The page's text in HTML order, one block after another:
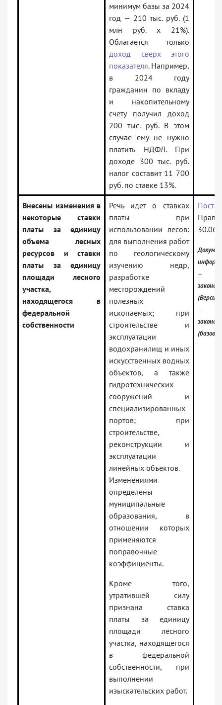
минимум базы за 2024
год — 210 тыс. руб. (1
млн руб. х 21%).
Облагается только
доход сверх этого
показателя. Например,
в 2024 году
гражданин по вкладу
и накопительному
счету получил доход
200 тыс. руб. В этом
случае ему не нужно
платить НДФЛ. При
доходе 300 тыс. руб.
налог составит 11 700
руб. по ставке 13%.
Внесены изменения в
некоторые ставки
платы за единицу
объема лесных
ресурсов и ставки
платы за единицу
площади лесного
участка,
находящегося в
федеральной
собственности
Речь идет о ставках
платы при
использовании лесов:
для выполнения работ
по геологическому
изучению недр,
разработке
месторождений
полезных
ископаемых; при
строительстве и
эксплуатации
водохранилищ и иных
искусственных водных
объектов, а также
гидротехнических
сооружений и
специализированных
портов; при
строительстве,
реконструкции и
эксплуатации
линейных объектов.
Изменениями
определены
муниципальные
образования, в
отношении которых
применяются
поправочные
коэффициенты.
Кроме того,
утратившей силу
признана ставка
платы за единицу
площади лесного
участка, находящегося
в федеральной
собственности, при
выполнении
изыскательских работ.
—
(Версия
—